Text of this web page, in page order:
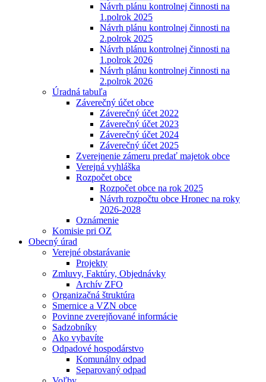
Návrh plánu kontrolnej činnosti na
1.polrok 2025
Návrh plánu kontrolnej činnosti na
2.polrok 2025
Návrh plánu kontrolnej činnosti na
1.polrok 2026
Návrh plánu kontrolnej činnosti na
2.polrok 2026
Úradná tabuľa
Záverečný účet obce
Záverečný účet 2022
Záverečný účet 2023
Záverečný účet 2024
Záverečný účet 2025
Zverejnenie zámeru predať majetok obce
Verejná vyhláška
Rozpočet obce
Rozpočet obce na rok 2025
Návrh rozpočtu obce Hronec na roky
2026-2028
Oznámenie
Komisie pri OZ
Obecný úrad
Verejné obstarávanie
Projekty
Zmluvy, Faktúry, Objednávky
Archív ZFO
Organizačná štruktúra
Smernice a VZN obce
Povinne zverejňované informácie
Sadzobníky
Ako vybavíte
Odpadové hospodárstvo
Komunálny odpad
Separovaný odpad